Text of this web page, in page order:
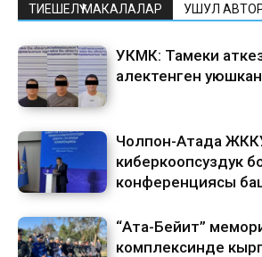
ТИЕШЕЛҮҮ МАКАЛАЛАР УШУЛ
УКМК: Тамеки
алектенген
Чолпон-Атада
киберкоопсуздук
конференциясы
“Ата-Бейит”
комплексинде